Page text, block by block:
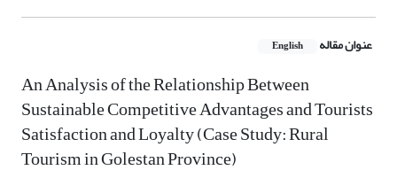
عنوان مقاله English
An Analysis of the Relationship Between
Sustainable Competitive Advantages and Tourists
Satisfaction and Loyalty (Case Study: Rural
Tourism in Golestan Province)